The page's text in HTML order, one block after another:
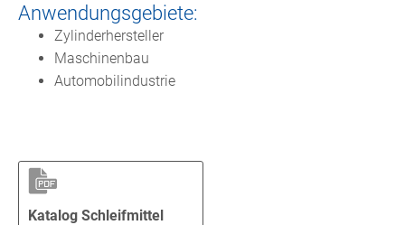
Anwendungsgebiete:
Zylinderhersteller
Maschinenbau
Automobilindustrie
Katalog Schleifmittel